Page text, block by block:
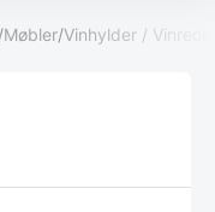
/Møbler/Vinhylder /